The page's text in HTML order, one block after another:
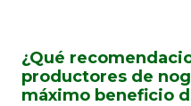
¿Qué
productores de
máximo beneficio